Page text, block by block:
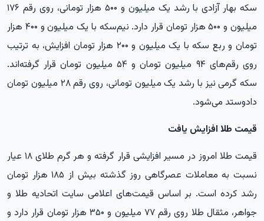
سکه بهار آزادی با رشد یک میلیون و ۵۰۰ هزار تومانی، روی رقم ۱۷۶
میلیون و ۵۰۰ هزار تومان قرار دارد. نیم‌سکه با یک میلیون و ۴۰۰ هزار
تومان و ربع سکه با یک میلیون و ۲۰۰ هزار تومان افزایش، به ترتیب
روی رقم‌های ۹۴ میلیون تومان و ۵۴ میلیون تومان قرار گرفته‌اند.
سکه گرمی نیز با رشد یک میلیون تومانی، روی رقم ۲۸ میلیون تومان
دادوستد می‌شود.
قیمت طلا افزایش یافت
قیمت طلا امروز در مسیر افزایشی قرار گرفته و هر گرم طلای ۱۸ عیار
نسبت به معاملات عصرگاهی روز گذشته بیش از ۱۸۵ هزار تومان
رشد کرده است. بر اساس قیمت‌های اعلامی سایت اتحادیه طلا و
جواهر، مثقال طلا روی رقم ۷۷ میلیون و ۳۵۰ هزار تومان قرار دارد و